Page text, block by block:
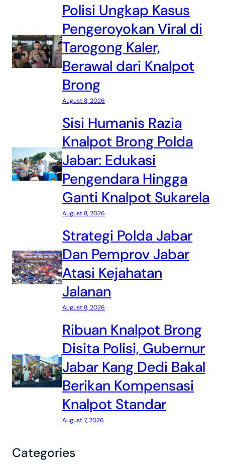
Polisi Ungkap Kasus
Pengeroyokan Viral di
Tarogong Kaler,
Berawal dari Knalpot
Brong
August 8, 2026
Sisi Humanis Razia
Knalpot Brong Polda
Jabar: Edukasi
Pengendara Hingga
Ganti Knalpot Sukarela
August 8, 2026
Strategi Polda Jabar
Dan Pemprov Jabar
Atasi Kejahatan
Jalanan
August 8, 2026
Ribuan Knalpot Brong
Disita Polisi, Gubernur
Jabar Kang Dedi Bakal
Berikan Kompensasi
Knalpot Standar
August 7, 2026
Categories